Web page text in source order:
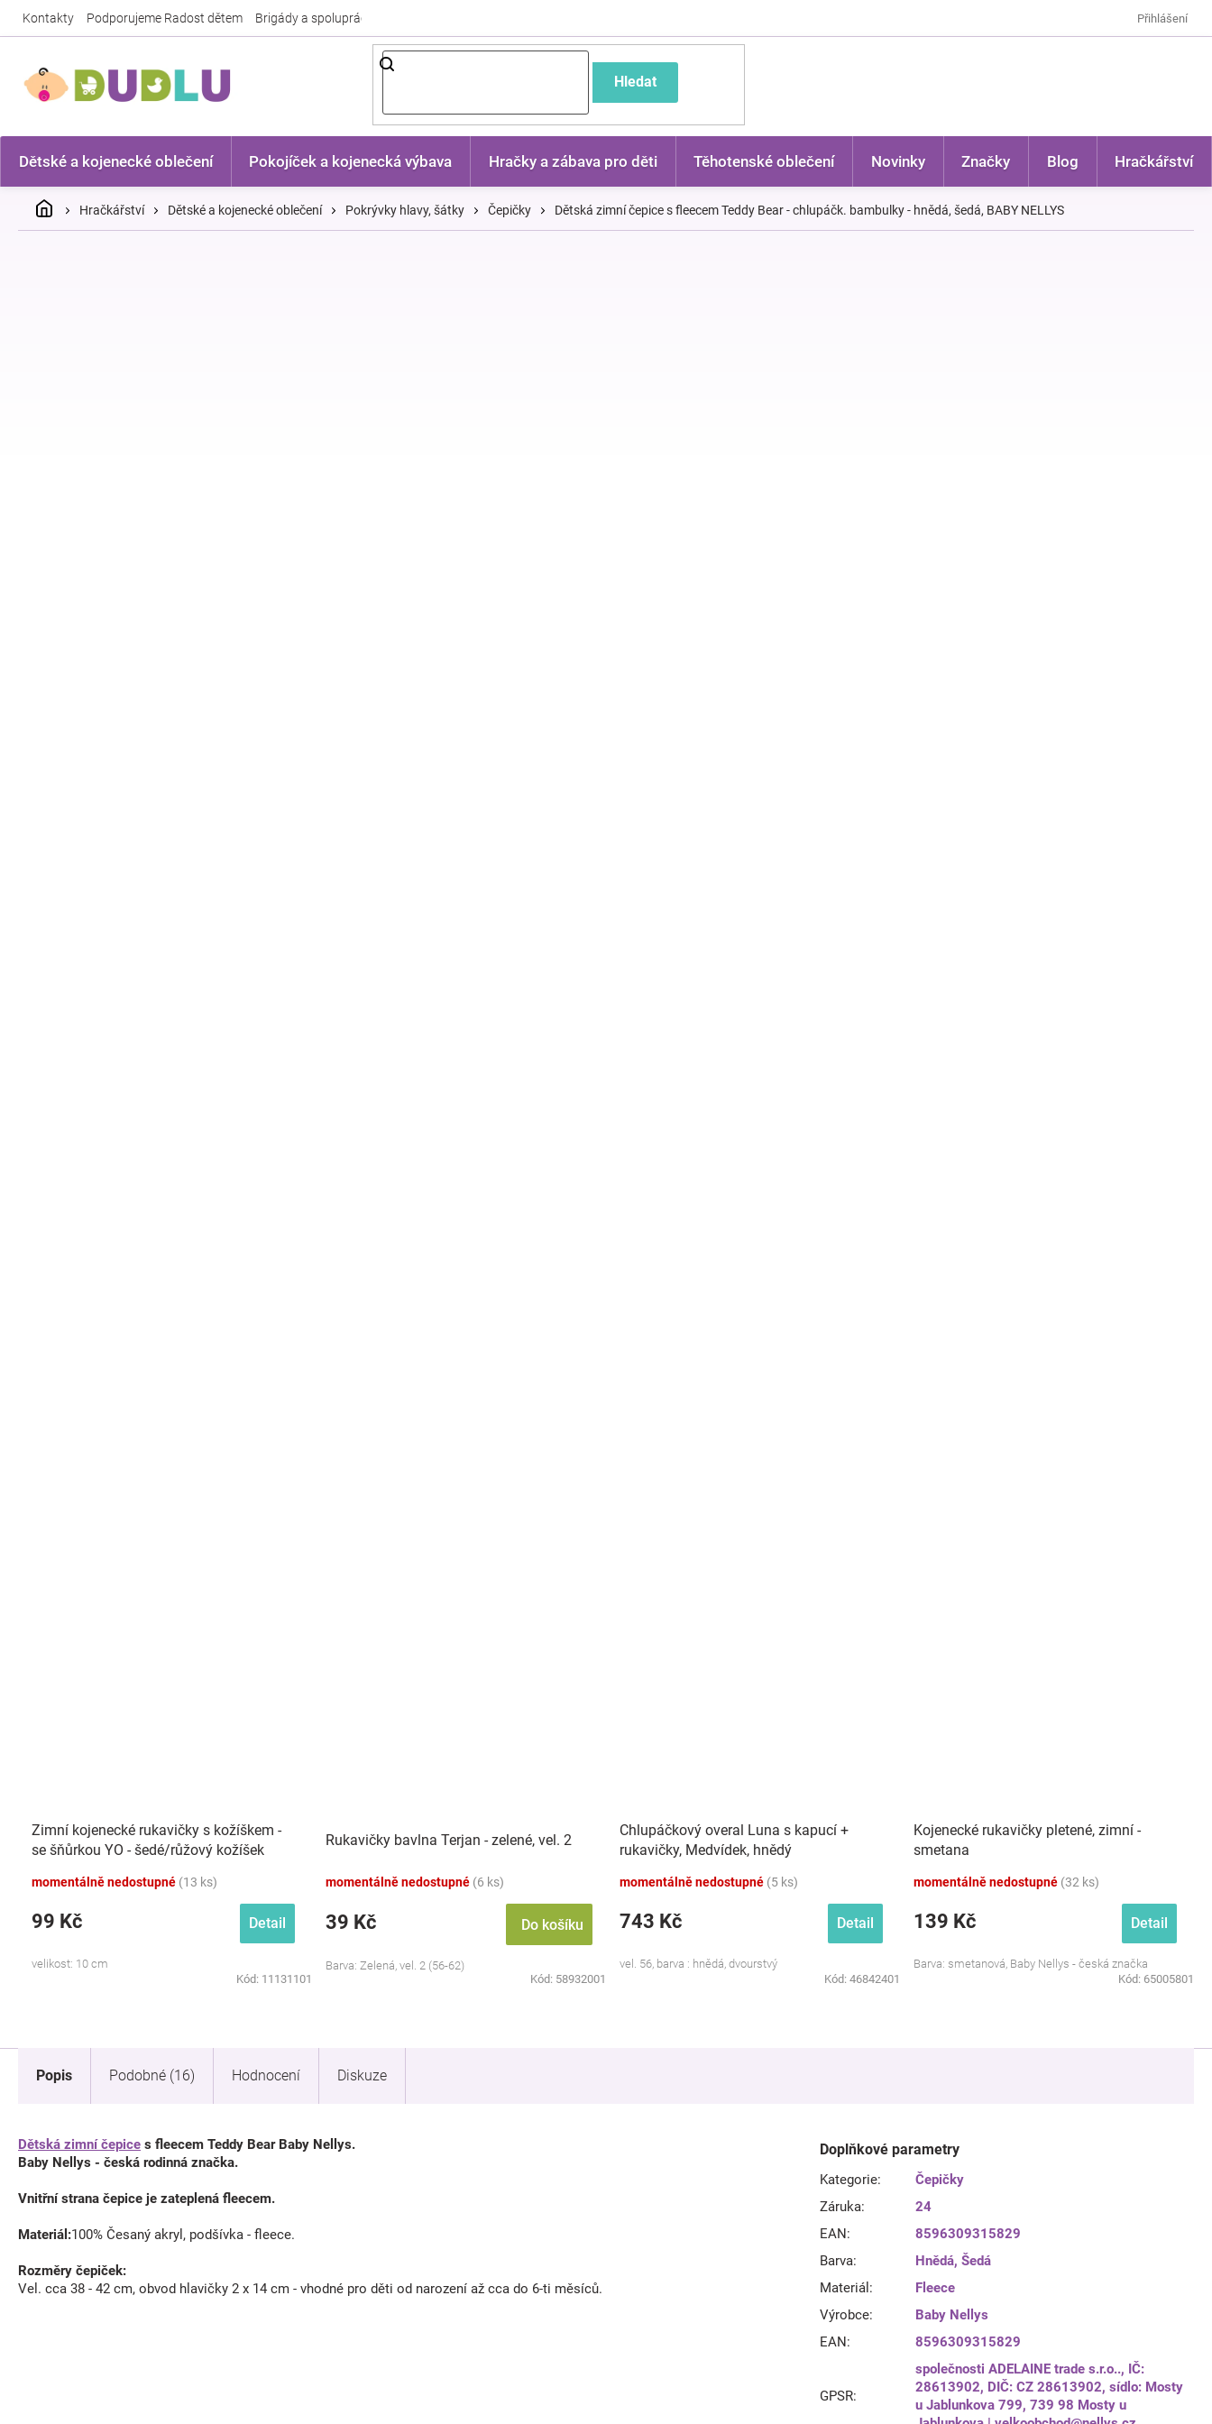
Kontakty Podporujeme Radost dětem Brigády a spolupráce Přihlášení
Hledat
Dětské a kojenecké oblečení Pokojíček a kojenecká výbava Hračky a zábava pro děti Těhotenské oblečení Novinky Značky Blog Hračkářství
DomůHračkářství Dětské a kojenecké oblečení Pokrývky hlavy, šátky Čepičky Dětská zimní čepice s fleecem Teddy Bear - chlupáčk. bambulky - hnědá, šedá, BABY NELLYS
Zimní kojenecké rukavičky s kožíškem -
se šňůrkou YO - šedé/růžový kožíšek
momentálně nedostupné (13 ks)
99 Kč Detail
velikost: 10 cm
Kód: 11131101
Rukavičky bavlna Terjan - zelené, vel. 2
momentálně nedostupné (6 ks)
39 Kč Do košíku
Barva: Zelená, vel. 2 (56-62)
Kód: 58932001
Chlupáčkový overal Luna s kapucí +
rukavičky, Medvídek, hnědý
momentálně nedostupné (5 ks)
743 Kč Detail
vel. 56, barva : hnědá, dvourstvý
Kód: 46842401
Kojenecké rukavičky pletené, zimní -
smetana
momentálně nedostupné (32 ks)
139 Kč Detail
Barva: smetanová, Baby Nellys - česká značka
Kód: 65005801
Popis Podobné (16) Hodnocení Diskuze
Dětská zimní čepice s fleecem Teddy Bear Baby Nellys.
Baby Nellys - česká rodinná značka.
Vnitřní strana čepice je zateplená fleecem.
Materiál:100% Česaný akryl, podšívka - fleece.
Rozměry čepiček:
Vel. cca 38 - 42 cm, obvod hlavičky 2 x 14 cm - vhodné pro děti od narození až cca do 6-ti měsíců.
Doplňkové parametry
Kategorie:
Čepičky
Záruka:
24
EAN:
8596309315829
Barva: Hnědá,Šedá
Materiál :
Fleece
Výrobce:
Baby Nellys
EAN: 8596309315829
GPSR:
společnosti ADELAINE trade s.r.o.., IČ:
28613902, DIČ: CZ 28613902, sídlo: Mosty
u Jablunkova 799, 739 98 Mosty u